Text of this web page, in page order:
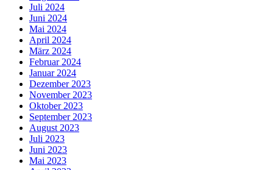
Juli 2024
Juni 2024
Mai 2024
April 2024
März 2024
Februar 2024
Januar 2024
Dezember 2023
November 2023
Oktober 2023
September 2023
August 2023
Juli 2023
Juni 2023
Mai 2023